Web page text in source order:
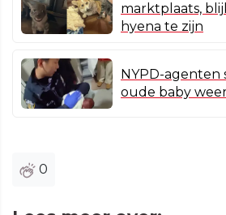
marktplaats,
hyena te zijn
NYPD-agenten
oude baby
0